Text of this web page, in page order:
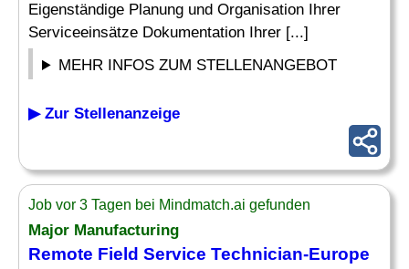
Eigenständige Planung und Organisation Ihrer
Serviceeinsätze Dokumentation Ihrer [...]
MEHR INFOS ZUM STELLENANGEBOT
▶ Zur Stellenanzeige
Job vor 3 Tagen bei Mindmatch.ai gefunden
Major Manufacturing
Remote Field Service Technician-Europe